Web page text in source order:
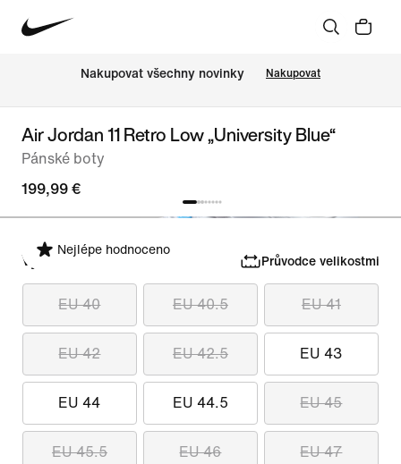
Nakupovat všechny novinky Nakupovat
Air Jordan 11 Retro Low „University Blue“
Pánské boty
199,99 €
Nejlépe hodnoceno
Vyber velikost Průvodce velikostmi
EU 40 EU 40.5 EU 41
EU 42 EU 42.5 EU 43
EU 44 EU 44.5 EU 45
EU 45.5 EU 46 EU 47